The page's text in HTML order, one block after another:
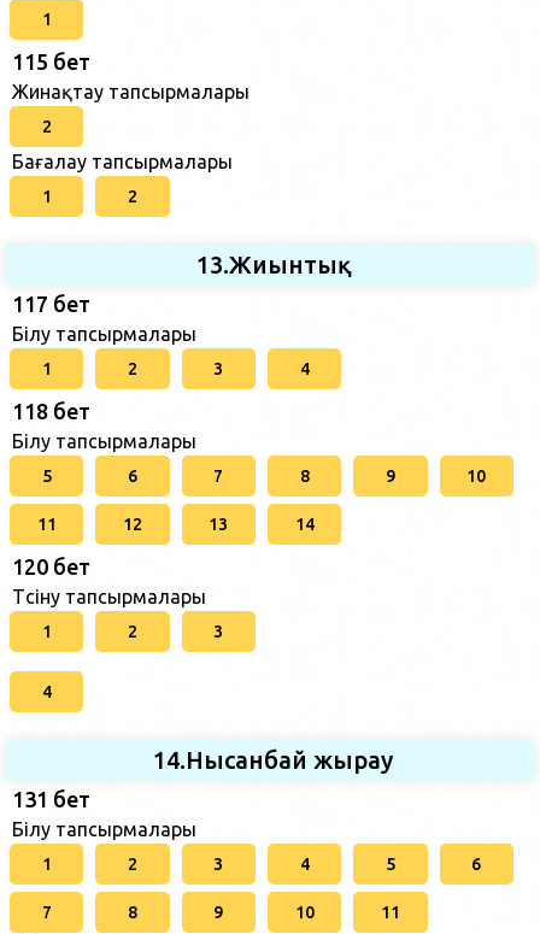
1
115 бет
Жинақтау тапсырмалары
2
Бағалау тапсырмалары
1 2
13.Жиынтық
117 бет
Білу тапсырмалары
1 2 3 4
118 бет
Білу тапсырмалары
5 6 7 8 9 10
11 12 13 14
120 бет
Түсіну тапсырмалары
1 2 3
4
14.Нысанбай жырау
131 бет
Білу тапсырмалары
1 2 3 4 5 6
7 8 9 10 11